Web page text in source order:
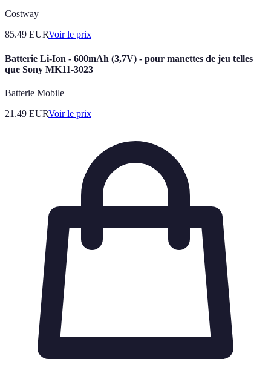
Costway
85.49 EURVoir le prix
Batterie Li-Ion - 600mAh (3,7V) - pour manettes de jeu telles
que Sony MK11-3023
Batterie Mobile
21.49 EURVoir le prix